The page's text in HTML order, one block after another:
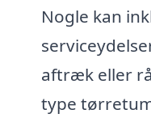
Nogle kan
aftræk eller
type